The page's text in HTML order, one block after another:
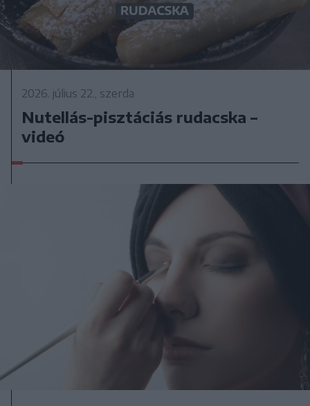
2026. július 22., szerda
Nutellás-pisztáciás rudacska –
videó